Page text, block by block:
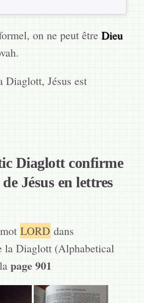
on ne peut êtreDieu
Diaglott, Jésus est
Diaglott confirme
Jésus en lettres
LORD dans
la Diaglott (Alphabetical
page 901